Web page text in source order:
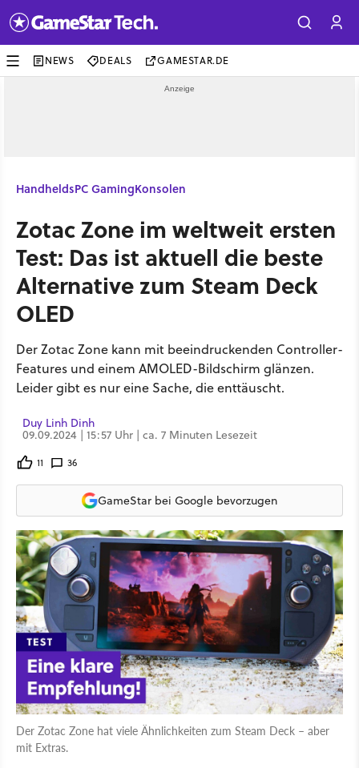
NEWS DEALS GAMESTAR.DE
HandheldsPC GamingKonsolen
Zotac Zone im weltweit ersten
Test: Das ist aktuell die beste
Alternative zum Steam Deck
OLED
Der Zotac Zone kann mit beeindruckenden Controller-
Features und einem AMOLED-Bildschirm glänzen.
Leider gibt es nur eine Sache, die enttäuscht.
Duy Linh Dinh
09.09.2024 | 15:57 Uhr | ca. 7 Minuten Lesezeit
11 36
GameStar bei Google bevorzugen
Der Zotac Zone hat viele Ähnlichkeiten zum Steam Deck – aber
mit Extras.